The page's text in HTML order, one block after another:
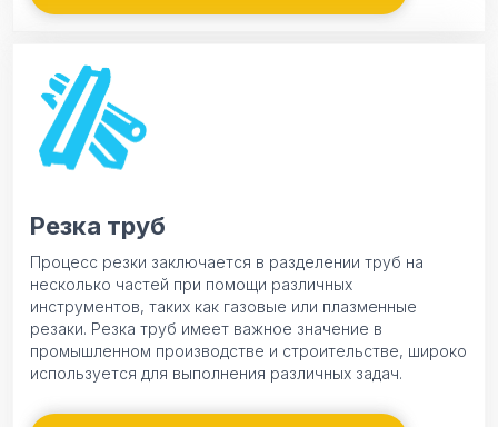
Резка труб
Процесс резки заключается в разделении труб на
несколько частей при помощи различных
инструментов, таких как газовые или плазменные
резаки. Резка труб имеет важное значение в
промышленном производстве и строительстве, широко
используется для выполнения различных задач.